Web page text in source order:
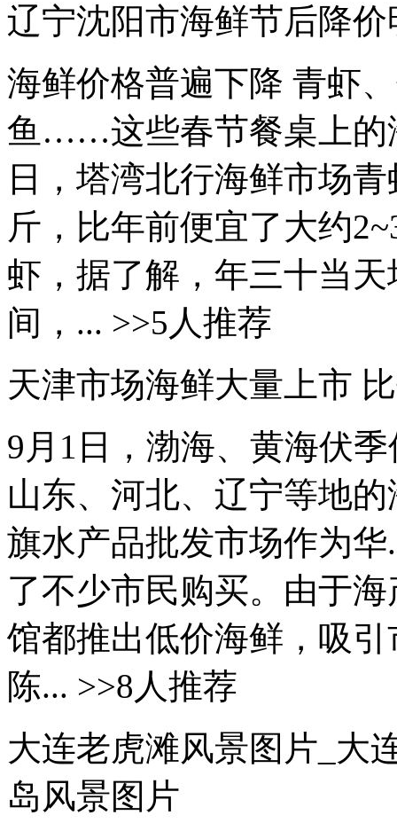
辽宁沈阳市海鲜节后降
海鲜价格普遍下降 青虾
鱼……这些春节餐桌上的
日，塔湾北行海鲜市场
斤，比年前便宜了大约
虾，据了解，年三十当
间，... >>5人推荐
天津市场海鲜大量上市
9月1日，渤海、黄海伏
山东、河北、辽宁等地
旗水产品批发市场作为
了不少市民购买。由于
馆都推出低价海鲜，吸
陈... >>8人推荐
大连老虎滩风景图片_大
岛风景图片